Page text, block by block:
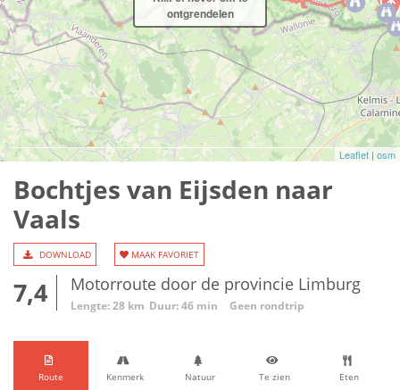
Leaflet | osm
ontgrendelen
Bochtjes van Eijsden naar
Vaals
DOWNLOAD MAAK FAVORIET
7,4 Motorroute door de provincie Limburg
Lengte: 28 km Duur: 46 min Geen rondtrip
Route Kenmerk Natuur Te zien Eten